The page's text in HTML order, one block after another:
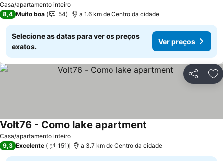
Casa/apartamento inteiro
8,4 Muito boa 54 a 1.6 km de Centro da cidade
Selecione as datas para ver os preços
exatos.
Ver preços
Partilhar
Casa/apartamento inteiro
Volt76 - Como lake apartment
9,3 Excelente 151 a 3.7 km de Centro da cidade